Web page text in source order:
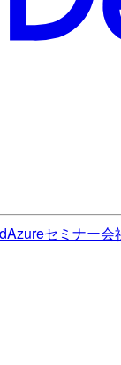
Azureセミナー会